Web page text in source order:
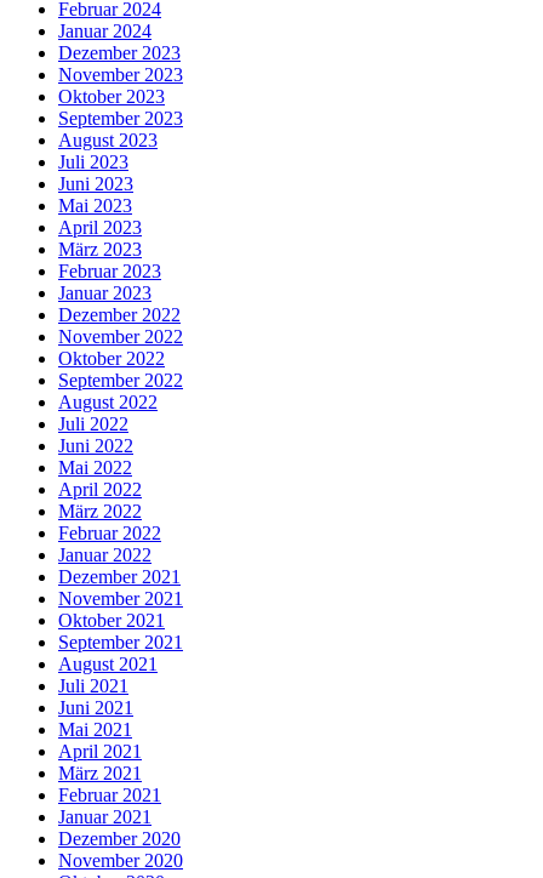
Februar 2024
Januar 2024
Dezember 2023
November 2023
Oktober 2023
September 2023
August 2023
Juli 2023
Juni 2023
Mai 2023
April 2023
März 2023
Februar 2023
Januar 2023
Dezember 2022
November 2022
Oktober 2022
September 2022
August 2022
Juli 2022
Juni 2022
Mai 2022
April 2022
März 2022
Februar 2022
Januar 2022
Dezember 2021
November 2021
Oktober 2021
September 2021
August 2021
Juli 2021
Juni 2021
Mai 2021
April 2021
März 2021
Februar 2021
Januar 2021
Dezember 2020
November 2020